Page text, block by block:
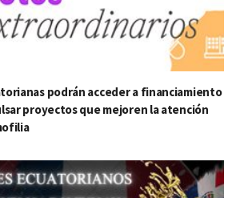
podrán acceder a financiamiento
proyectos que mejoren la atención